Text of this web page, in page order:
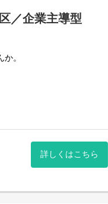
／企業主導型
。
詳しくはこちら